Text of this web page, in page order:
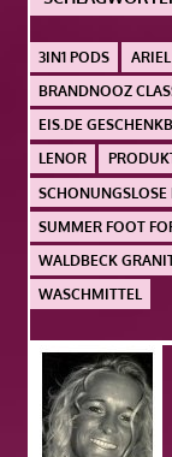
3IN1 PODS ARIEL
BRANDNOOZ
EIS.DE
LENOR
SUMMER FOOT
WALDBECK
WASCHMITTEL